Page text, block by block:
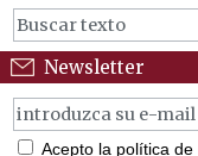
Newsletter
Acepto la política